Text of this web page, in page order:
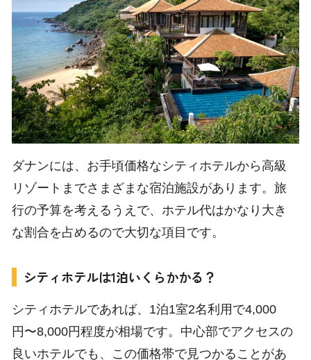
ダナンには、お手頃価格なシティホテルから高級
リゾートまでさまざまな宿泊施設があります。旅
行の予算を考えるうえで、ホテル代はかなり大き
な割合を占めるので大切な項目です。
シティホテルは1泊いくらかかる？
シティホテルであれば、1泊1室2名利用で4,000
円〜8,000円程度が相場です。中心部でアクセスの
良いホテルでも、この価格帯で見つかることがあ